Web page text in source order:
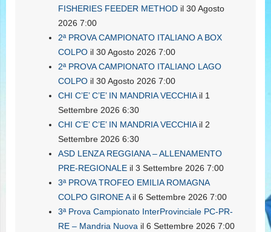
FISHERIES FEEDER METHOD il 30 Agosto
2026 7:00
2ª PROVA CAMPIONATO ITALIANO A BOX
COLPO il 30 Agosto 2026 7:00
2ª PROVA CAMPIONATO ITALIANO LAGO
COLPO il 30 Agosto 2026 7:00
CHI C’E’ C’E’ IN MANDRIA VECCHIAil 1
Settembre 2026 6:30
CHI C’E’ C’E’ IN MANDRIA VECCHIAil 2
Settembre 2026 6:30
ASD LENZA REGGIANA – ALLENAMENTO
PRE-REGIONALE il 3 Settembre 2026 7:00
3ª PROVA TROFEO EMILIA ROMAGNA
COLPO GIRONE Ail 6 Settembre 2026 7:00
3ª Prova Campionato InterProvinciale PC-PR-
RE – Mandria Nuova il 6 Settembre 2026 7:00